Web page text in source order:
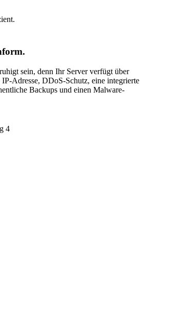
sein, denn Ihr Server verfügt über
IP-Adresse, DDoS-Schutz, eine integrierte
Backups und einen Malware-